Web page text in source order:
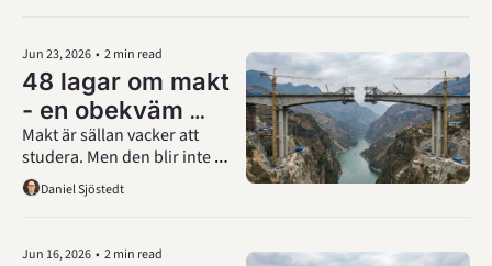
Jun 23, 2026 • 2 min read
48 lagar om makt
- en obekväm
läsning att
återkomma till
Makt är sällan vacker att
studera. Men den blir inte
mindre verklig för att vi ogillar
hur den fungerar.
Daniel Sjöstedt
Jun 16, 2026 • 2 min read